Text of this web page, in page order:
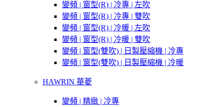
變頻 | 窗型(R) | 冷專 | 左吹
變頻 | 窗型(R) | 冷專 | 雙吹
變頻 | 窗型(R) | 冷暖 | 左吹
變頻 | 窗型(R) | 冷暖 | 雙吹
變頻 | 窗型(雙吹) | 日製壓縮機 | 冷專
變頻 | 窗型(雙吹) | 日製壓縮機 | 冷暖
HAWRIN 華菱
變頻 | 精緻 | 冷專